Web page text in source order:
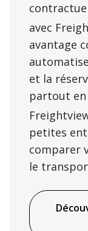
avec
avantage
et la
partout en
petites
comparer
le